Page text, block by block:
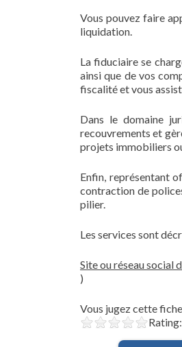
Vous pouvez faire
liquidation.
La fiduciaire se
ainsi que de vos
fiscalité et vous
Dans le domaine
recouvrements et
projets immobiliers
Enfin, représentant
contraction de
pilier.
Les services sont
Site ou réseau social
)
Vous jugez cette